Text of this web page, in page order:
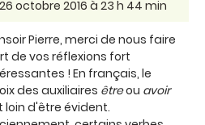
26 octobre 2016 à 23 h 44 min
Pierre, merci de nous faire
de vos réflexions fort
! En français, le
des auxiliaires êtreou avoir
loin d'être évident.